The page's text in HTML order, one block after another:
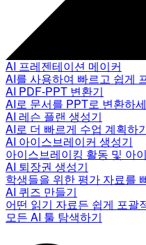
AI 프레젠테이션 메이커
AI를 사용하여 빠르고 쉽게
AI PDF-PPT 변환기
AI로 문서를 PPT로 변환하
AI 레슨 플랜 생성기
AI로 더 빠르게 수업 계획하
AI 아이스브레이커 생성기
아이스브레이킹 활동 및 아
AI 퇴장권 생성기
학생들을 위한 평가 자료를
AI 퀴즈 만들기
어떤 읽기 자료든 쉽게 포괄
모든 AI 툴 탐색하기